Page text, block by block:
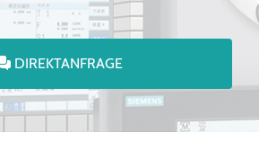
DIREKTANFRAGE